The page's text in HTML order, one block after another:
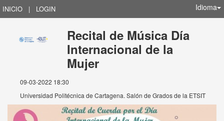
INICIO | LOGIN Idioma
Recital de Música Día
Internacional de la
Mujer
09-03-2022 18:30
Universidad Politécnica de Cartagena. Salón de Grados de la ETSIT